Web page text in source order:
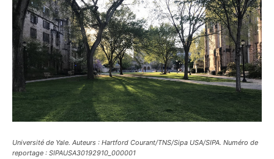
Université de Yale. Auteurs : Hartford Courant/TNS/Sipa USA/SIPA. Numéro de
reportage : SIPAUSA30192910_000001